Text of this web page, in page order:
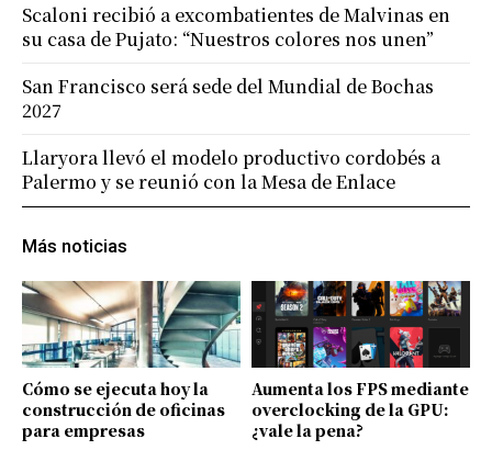
Más noticias
Cómo se ejecuta hoy la
construcción de oficinas
para empresas
Aumenta los FPS mediante
overclocking de la GPU:
¿vale la pena?
Scaloni recibió a excombatientes de Malvinas en
su casa de Pujato: “Nuestros colores nos unen”
San Francisco será sede del Mundial de Bochas
2027
Llaryora llevó el modelo productivo cordobés a
Palermo y se reunió con la Mesa de Enlace